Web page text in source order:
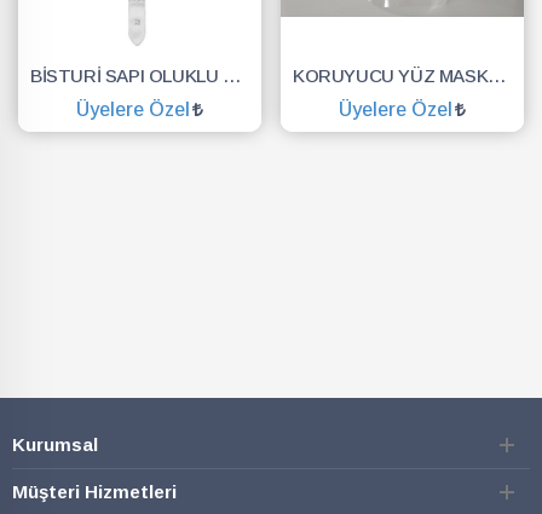
BİSTURİ SAPI OLUKLU NO.3
Üyelere Özel
KORUYUCU YÜZ MASKESİ SİPERLİK.YÜZ KALKANI.DENTAL MASKE
Üyelere Özel
Kurumsal
Müşteri Hizmetleri